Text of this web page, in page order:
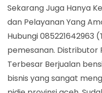
Pidie
Sekarang Juga Hanya
dan Pelayanan Yang
Hubungi
pemesanan. Distributor
Terbesar Berjualan
bisnis yang sangat